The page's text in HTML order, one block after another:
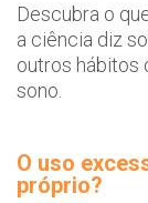
Descubra o
a ciência diz
outros hábitos
sono.
O uso
próprio?